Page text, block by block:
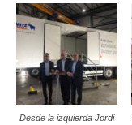
Desde la izquierda Jordi